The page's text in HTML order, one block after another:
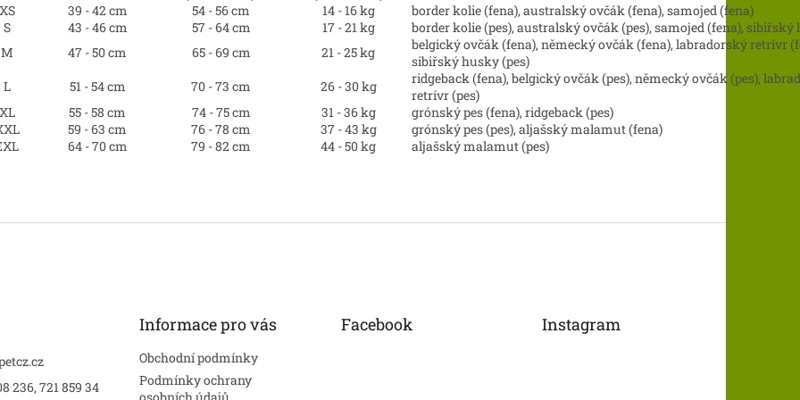
XS
39 - 42 cm 54 - 56 cm 14 - 16 kg
border kolie (fena), australský ovčák (fena), samojed (fena)
S
43 - 46 cm 57 - 64 cm 17 - 21 kg
border kolie (pes), australský ovčák (pes), samojed (fena), sibiřský
M
47 - 50 cm 65 - 69 cm 21 - 25 kg
belgický ovčák (fena), německý ovčák (fena), labradorský retrívr
sibiřský husky (pes)
L
51 - 54 cm 70 - 73 cm 26 - 30 kg
ridgeback (fena), belgický ovčák (pes), německý ovčák (pes),
retrívr (pes)
XL
55 - 58 cm 74 - 75 cm 31 - 36 kg
grónský pes (fena), ridgeback (pes)
59 - 63 cm 76 - 78 cm 37 - 43 kg
grónský pes (pes), aljašský malamut (fena)
64 - 70 cm 79 - 82 cm 44 - 50 kg aljašský malamut (pes)
236, 721 859 34
Informace pro vás
Obchodní podmínky
Podmínky ochrany
Facebook Instagram